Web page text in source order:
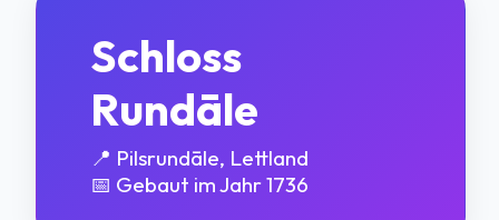
Schloss
Rundāle
📍 Pilsrundāle, Lettland
📅 Gebaut im Jahr 1736